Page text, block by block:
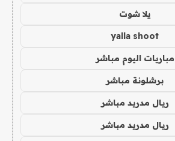
يلا شوت
yalla shoot
مباريات اليوم مباشر
برشلونة مباشر
ريال مدريد مباشر
ريال مدريد مباشر